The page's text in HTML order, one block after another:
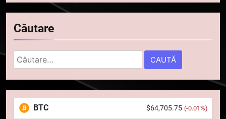
Căutare
Caută
după:
BTC $64,705.75 (-0.01%)
5
Squid a strâns 6 milioane de
pierdut jumătate din aceștia